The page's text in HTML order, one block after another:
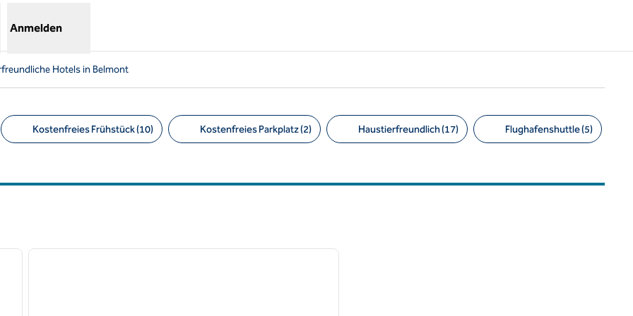
Anmelden
Hotels in Belmont
Kostenfreies Frühstück (10) Kostenfreies Parkplatz (2) Haustierfreundlich (17) Flughafenshuttle (5)
nächstes Bild
1 von 12
nächstes Bild